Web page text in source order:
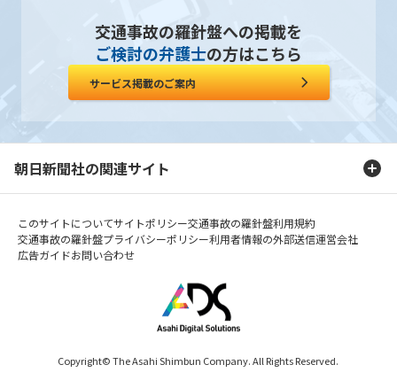
交通事故の羅針盤への掲載を
ご検討の弁護士の方はこちら
サービス掲載のご案内
朝日新聞社の関連サイト
このサイトについてサイトポリシー交通事故の羅針盤利用規約
交通事故の羅針盤プライバシーポリシー利用者情報の外部送信運営会社
広告ガイドお問い合わせ
Copyright© The Asahi Shimbun Company. All Rights Reserved.